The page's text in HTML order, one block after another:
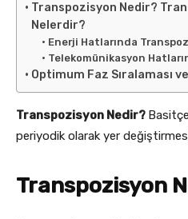
Transpozisyon Nedir?
Nelerdir?
Enerji Hatlarında
Telekomünikasyon
Optimum Faz Sıralaması
Transpozisyon Nedir?
periyodik olarak yer
Transpozisyon